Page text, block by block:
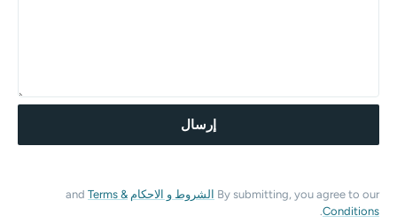
O
T
إرسال
By submitting, you agree to our الشروط و الاحكام Terms &
Conditions